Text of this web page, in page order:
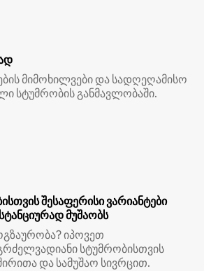
მიმოხილვები და სადღეღამისო
სტუმრობის განმავლობაში.
შესაფერისი ვარიანტები
მუშაობს
იპოვეთ
სტუმრობისთვის
და სამუშაო სივრცით.